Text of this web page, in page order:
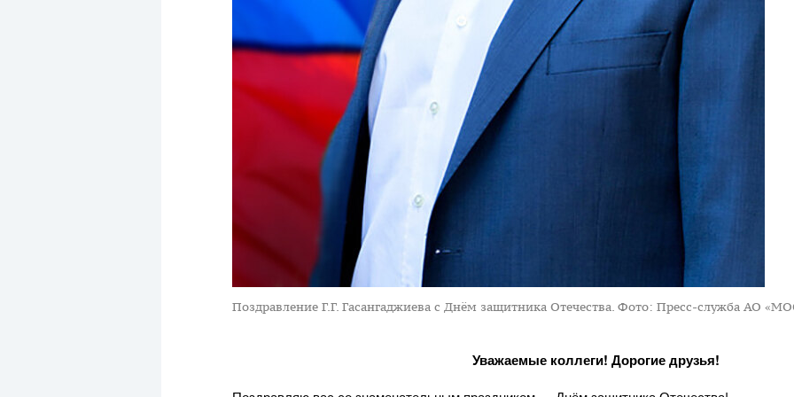
Поздравление Г.Г. Гасангаджиева с Днём защитника Отечества. Фото: Пресс-служба АО
Уважаемые коллеги! Дорогие друзья!